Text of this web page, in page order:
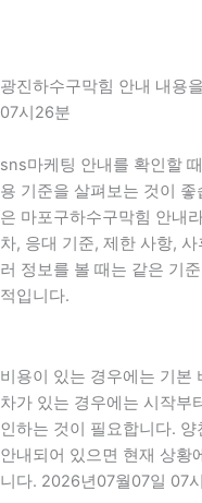
광진하수구막힘 안내 내용
07시26분
sns마케팅 안내를 확인할
용 기준을 살펴보는 것이
은 마포구하수구막힘 안내
차, 응대 기준, 제한 사항,
러 정보를 볼 때는 같은 기
적입니다.
비용이 있는 경우에는 기본
차가 있는 경우에는 시작부
인하는 것이 필요합니다.
안내되어 있으면 현재 상황
니다. 2026년07월07일 07